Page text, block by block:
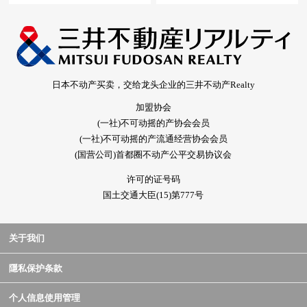
日本不动产买卖，交给龙头企业的三井不动产Realty
加盟协会
(一社)不可动摇的产协会会员
(一社)不可动摇的产流通经营协会会员
(国营公司)首都圈不动产公平交易协议会
许可的证号码
国土交通大臣(15)第777号
关于我们
隱私保护条款
个人信息使用管理